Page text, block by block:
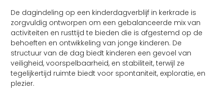
De dagindeling op een kinderdagverblijf in kerkrade is
zorgvuldig ontworpen om een gebalanceerde mix van
activiteiten en rusttijd te bieden die is afgestemd op de
behoeften en ontwikkeling van jonge kinderen. De
structuur van de dag biedt kinderen een gevoel van
veiligheid, voorspelbaarheid, en stabiliteit, terwijl ze
tegelijkertijd ruimte biedt voor spontaniteit, exploratie, en
plezier.